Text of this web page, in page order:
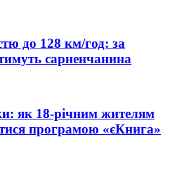
до 128 км/год: за
сарненчанина
як 18-річним жителям
програмою «єКнига»